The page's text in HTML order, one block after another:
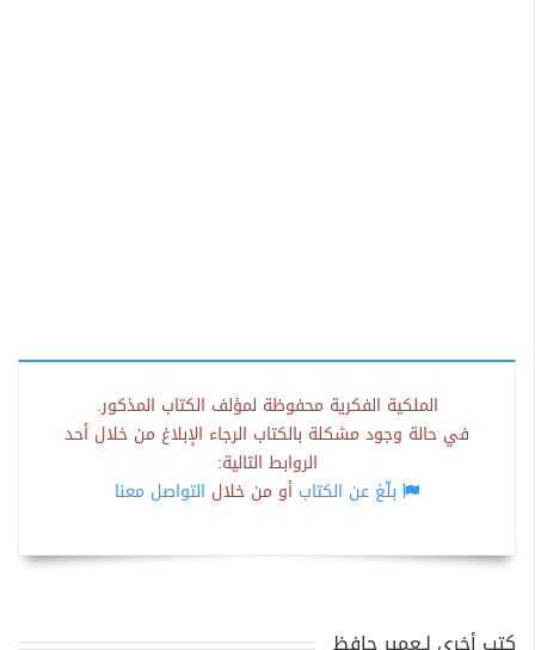
الملكية الفكرية محفوظة لمؤلف الكتاب المذكور.
في حالة وجود مشكلة بالكتاب الرجاء الإبلاغ من خلال أحد
الروابط التالية:
بلّغ عن الكتاب أو من خلال التواصل معنا